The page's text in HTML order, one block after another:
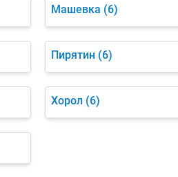
Машевка (6)
Пирятин (6)
Хорол (6)